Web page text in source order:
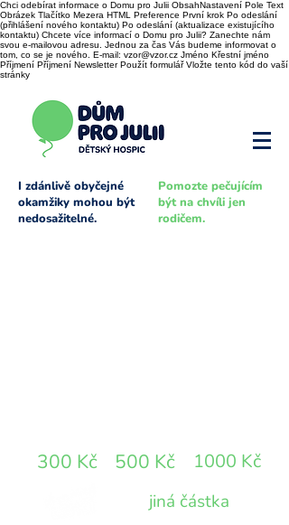
Chci odebírat informace o Domu pro Julii ObsahNastavení Pole Text
Obrázek Tlačítko Mezera HTML Preference První krok Po odeslání
(přihlášení nového kontaktu) Po odeslání (aktualizace existujícího
kontaktu) Chcete více informací o Domu pro Julii? Zanechte nám
svou e-mailovou adresu. Jednou za čas Vás budeme informovat o
tom, co se je nového. E-mail: vzor@vzor.cz Jméno Křestní jméno
Příjmení Příjmení Newsletter Použít formulář Vložte tento kód do vaší
stránky
I zdánlivě obyčejné
okamžiky mohou být
nedosažitelné.
Pomozte pečujícím
být na chvíli jen
rodičem.
300 Kč 500 Kč 1000 Kč
jiná částka